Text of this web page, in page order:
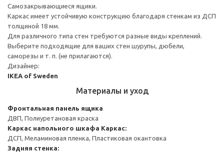
Самозакрывающиеся ящики.
Каркас имеет устойчивую конструкцию благодаря стенкам из ДСП
толщиной 18 мм.
Для различного типа стен требуются разные виды креплений.
Выберите подходящие для ваших стен шурупы, дюбели,
саморезы и т. п. (не прилагаются).
Дизайнер:
IKEA of Sweden
Материалы и уход
Фронтальная панель ящика
ДВП, Полиуретановая краска
Каркас напольного шкафа Каркас:
ДСП, Меламиновая пленка, Пластиковая окантовка
Задняя стенка: